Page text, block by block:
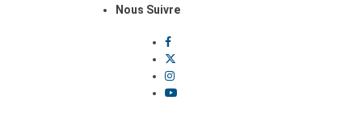
Nous Suivre